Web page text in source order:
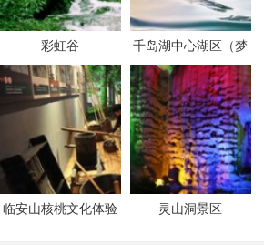
彩虹谷
千岛湖中心湖区（梦
想一号）
临安山核桃文化体验
灵山洞景区